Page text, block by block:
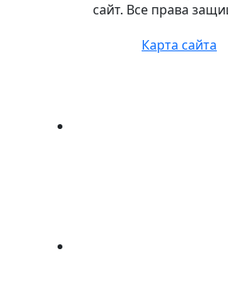
сайт. Все права
Карта сайта